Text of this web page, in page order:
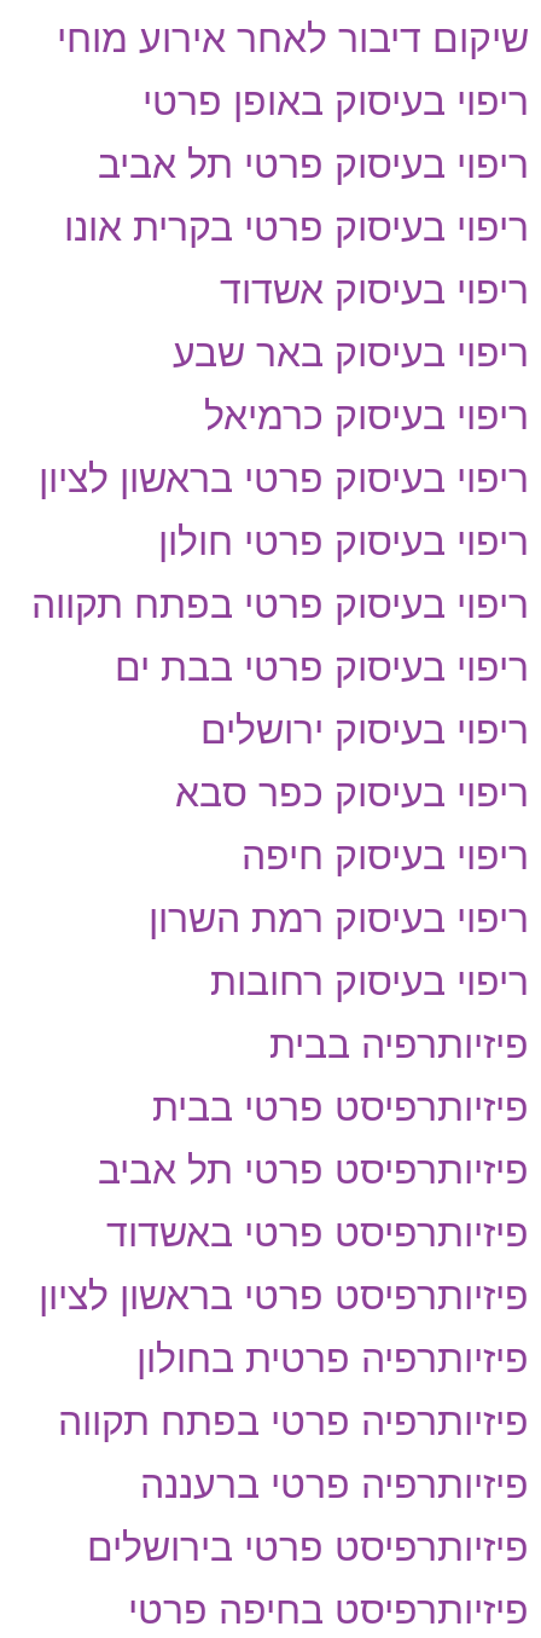
שיקום דיבור לאחר אירוע מוחי
ריפוי בעיסוק באופן פרטי
ריפוי בעיסוק פרטי תל אביב
ריפוי בעיסוק פרטי בקרית אונו
ריפוי בעיסוק אשדוד
ריפוי בעיסוק באר שבע
ריפוי בעיסוק כרמיאל
ריפוי בעיסוק פרטי בראשון לציון
ריפוי בעיסוק פרטי חולון
ריפוי בעיסוק פרטי בפתח תקווה
ריפוי בעיסוק פרטי בבת ים
ריפוי בעיסוק ירושלים
ריפוי בעיסוק כפר סבא
ריפוי בעיסוק חיפה
ריפוי בעיסוק רמת השרון
ריפוי בעיסוק רחובות
פיזיותרפיה בבית
פיזיותרפיסט פרטי בבית
פיזיותרפיסט פרטי תל אביב
פיזיותרפיסט פרטי באשדוד
פיזיותרפיסט פרטי בראשון לציון
פיזיותרפיה פרטית בחולון
פיזיותרפיה פרטי בפתח תקווה
פיזיותרפיה פרטי ברעננה
פיזיותרפיסט פרטי בירושלים
פיזיותרפיסט בחיפה פרטי